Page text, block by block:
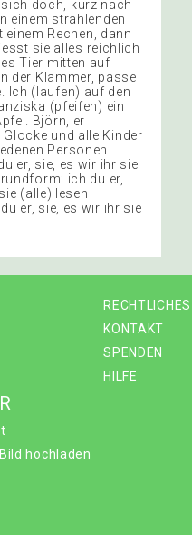
doch, kurz nach
einem strahlenden
Rechen, dann
sie alles reichlich
Tier mitten auf
der Klammer, passe
Ich (laufen) auf den
(pfeifen) ein
Björn, er
und alle Kinder
Personen.
er, sie, es wir ihr sie
ich du er,
(alle) lesen
er, sie, es wir ihr sie
RECHTLICHES
KONTAKT
SPENDEN
HILFE
hochladen